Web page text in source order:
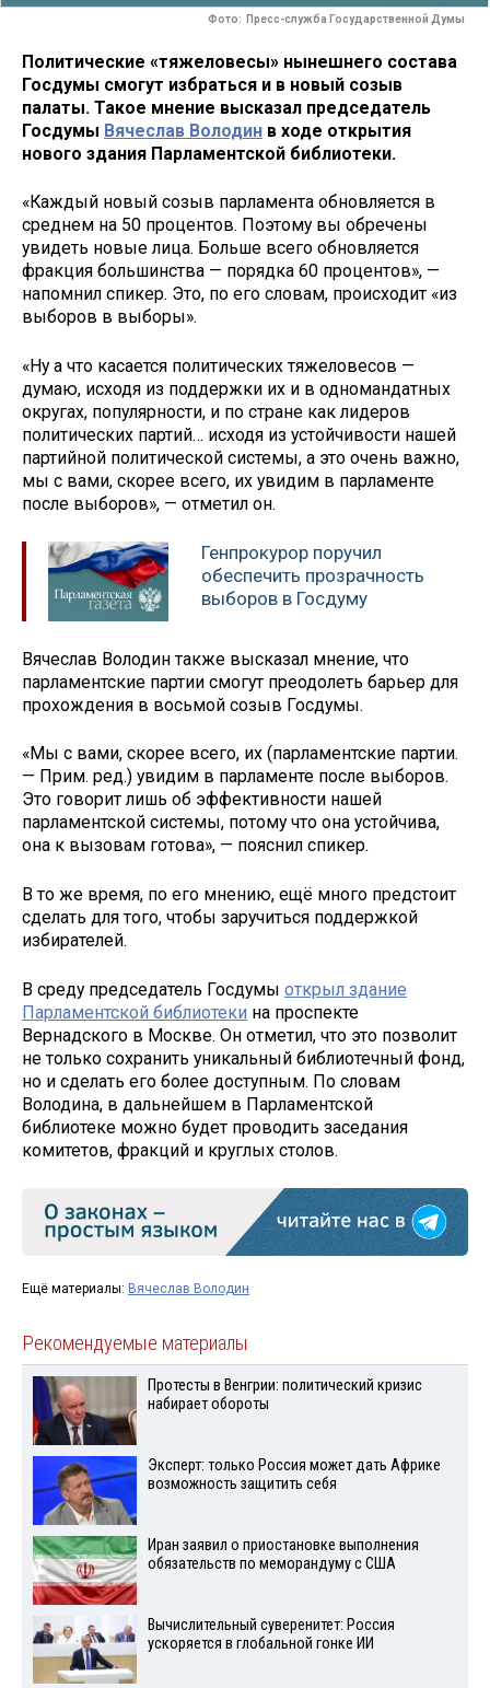
Фото: Пресс-служба Государственной Думы
Политические «тяжеловесы» нынешнего состава
Госдумы смогут избраться и в новый созыв
палаты. Такое мнение высказал председатель
Госдумы Вячеслав Володин в ходе открытия
нового здания Парламентской библиотеки.
«Каждый новый созыв парламента обновляется в
среднем на 50 процентов. Поэтому вы обречены
увидеть новые лица. Больше всего обновляется
фракция большинства — порядка 60 процентов», —
напомнил спикер. Это, по его словам, происходит «из
выборов в выборы».
«Ну а что касается политических тяжеловесов —
думаю, исходя из поддержки их и в одномандатных
округах, популярности, и по стране как лидеров
политических партий… исходя из устойчивости нашей
партийной политической системы, а это очень важно,
мы с вами, скорее всего, их увидим в парламенте
после выборов», — отметил он.
Генпрокурор поручил
обеспечить прозрачность
выборов в Госдуму
Вячеслав Володин также высказал мнение, что
парламентские партии смогут преодолеть барьер для
прохождения в восьмой созыв Госдумы.
«Мы с вами, скорее всего, их (парламентские партии.
— Прим. ред.) увидим в парламенте после выборов.
Это говорит лишь об эффективности нашей
парламентской системы, потому что она устойчива,
она к вызовам готова», — пояснил спикер.
В то же время, по его мнению, ещё много предстоит
сделать для того, чтобы заручиться поддержкой
избирателей.
В среду председатель Госдумы открыл здание
Парламентской библиотеки на проспекте
Вернадского в Москве. Он отметил, что это позволит
не только сохранить уникальный библиотечный фонд,
но и сделать его более доступным. По словам
Володина, в дальнейшем в Парламентской
библиотеке можно будет проводить заседания
комитетов, фракций и круглых столов.
Ещё материалы: Вячеслав Володин
Рекомендуемые материалы
Протесты в Венгрии: политический кризис
набирает обороты
Эксперт: только Россия может дать Африке
возможность защитить себя
Иран заявил о приостановке выполнения
обязательств по меморандуму с США
Вычислительный суверенитет: Россия
ускоряется в глобальной гонке ИИ